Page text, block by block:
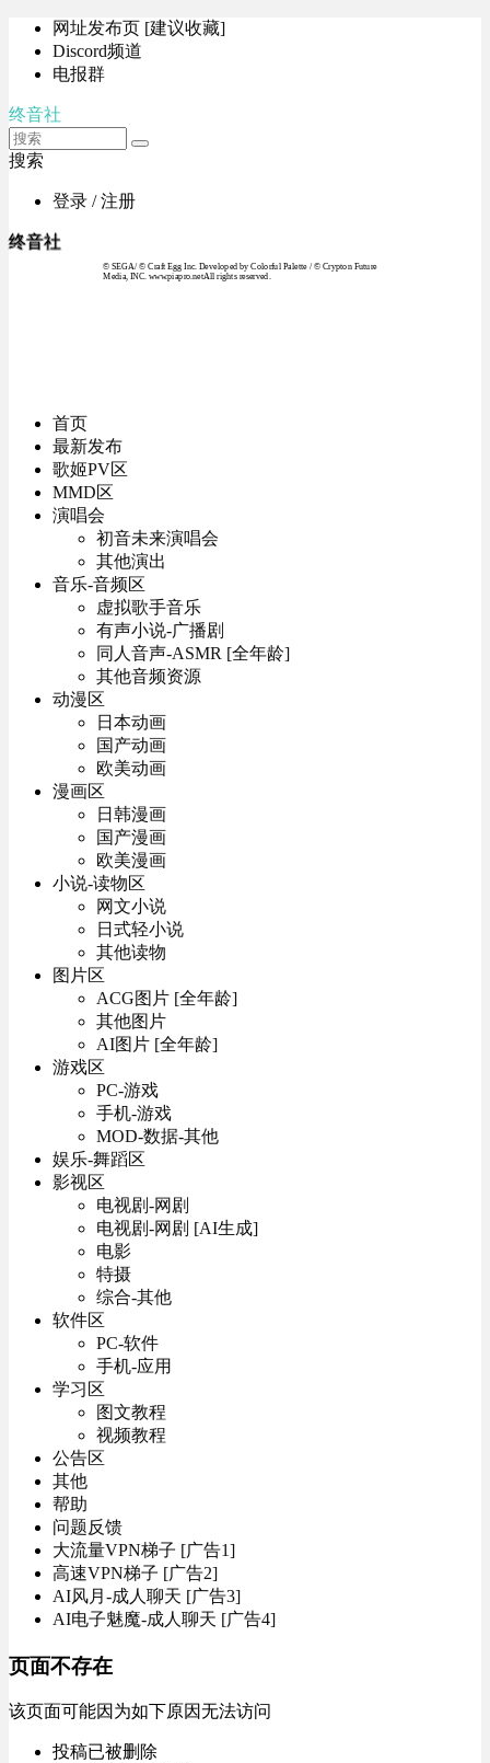
网址发布页 [建议收藏]
Discord频道
电报群
终音社
搜索
登录 / 注册
终音社
© SEGA / © Craft Egg Inc. Developed by Colorful Palette / © Crypton Future
Media, INC. www.piapro.netAll rights reserved.
首页
最新发布
歌姬PV区
MMD区
演唱会
初音未来演唱会
其他演出
音乐-音频区
虚拟歌手音乐
有声小说-广播剧
同人音声-ASMR [全年龄]
其他音频资源
动漫区
日本动画
国产动画
欧美动画
漫画区
日韩漫画
国产漫画
欧美漫画
小说-读物区
网文小说
日式轻小说
其他读物
图片区
ACG图片 [全年龄]
其他图片
AI图片 [全年龄]
游戏区
PC-游戏
手机-游戏
MOD-数据-其他
娱乐-舞蹈区
影视区
电视剧-网剧
电视剧-网剧 [AI生成]
电影
特摄
综合-其他
软件区
PC-软件
手机-应用
学习区
图文教程
视频教程
公告区
其他
帮助
问题反馈
大流量VPN梯子 [广告1]
高速VPN梯子 [广告2]
AI风月-成人聊天 [广告3]
AI电子魅魔-成人聊天 [广告4]
页面不存在
该页面可能因为如下原因无法访问
投稿已被删除